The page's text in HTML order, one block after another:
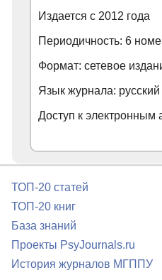
Издается с 2012 года
Периодичность: 6
Формат: сетевое
Язык журнала: русский
Доступ к электронным
ТОП-20 статей
ТОП-20 книг
База знаний
Проекты PsyJournals.ru
История журналов МГППУ